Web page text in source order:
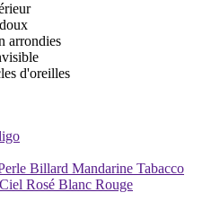
arrondies
d'oreilles
Billard Mandarine Tabacco
Ciel Rosé Blanc Rouge